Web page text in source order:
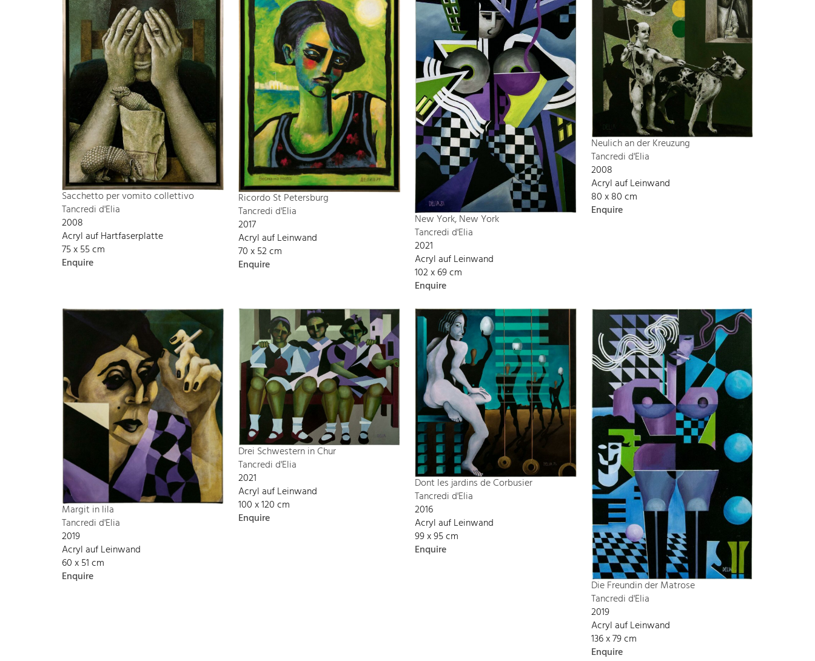
Sacchetto per vomito collettivo
Tancredi d'Elia
2008
Acryl auf Hartfaserplatte
75 x 55 cm
Enquire
Ricordo St Petersburg
Tancredi d'Elia
2017
Acryl auf Leinwand
70 x 52 cm
Enquire
New York, New York
Tancredi d'Elia
2021
Acryl auf Leinwand
102 x 69 cm
Enquire
Neulich an der Kreuzung
Tancredi d'Elia
2008
Acryl auf Leinwand
80 x 80 cm
Enquire
Margit in lila
Tancredi d'Elia
2019
Acryl auf Leinwand
60 x 51 cm
Enquire
Drei Schwestern in Chur
Tancredi d'Elia
2021
Acryl auf Leinwand
100 x 120 cm
Enquire
Dont les jardins de Corbusier
Tancredi d'Elia
2016
Acryl auf Leinwand
99 x 95 cm
Enquire
Die Freundin der Matrose
Tancredi d'Elia
2019
Acryl auf Leinwand
136 x 79 cm
Enquire